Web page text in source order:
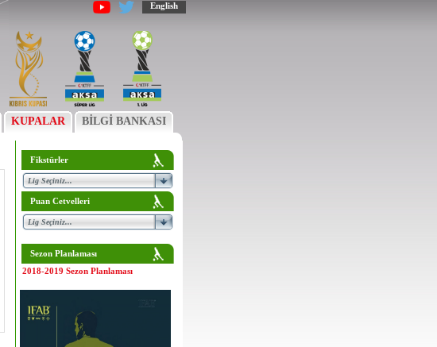
English
KUPALAR BİLGİ BANKASI
Fikstürler
Puan Cetvelleri
Sezon Planlaması
2018-2019 Sezon Planlaması